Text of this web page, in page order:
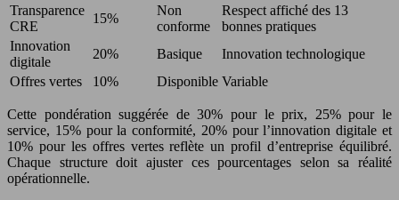
Transparence
CRE
15%
Non
conforme
Respect affiché des 13
bonnes pratiques
Innovation
digitale
20% Basique
Innovation technologique
Offres vertes
10% Disponible Variable
Cette pondération suggérée de 30% pour le prix, 25% pour le
service, 15% pour la conformité, 20% pour l’innovation digitale et
10% pour les offres vertes reflète un profil d’entreprise équilibré.
Chaque structure doit ajuster ces pourcentages selon sa réalité
opérationnelle.